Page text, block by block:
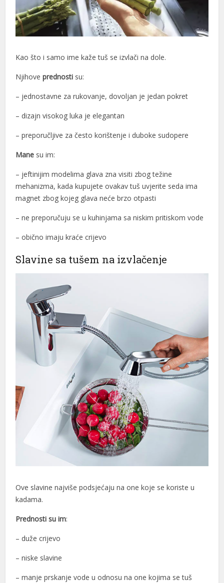
Kao što i samo ime kaže tuš se izvlači na dole.
Njihoveprednosti su:
– jednostavne za rukovanje, dovoljan je jedan pokret
– dizajn visokog luka je elegantan
– preporučljive za često korištenje i duboke sudopere
Mane su im:
– jeftinijim modelima glava zna visiti zbog težine
mehanizma, kada kupujete ovakav tuš uvjerite seda ima
magnet zbog kojeg glava neće brzo otpasti
– ne preporučuju se u kuhinjama sa niskim pritiskom vode
– obično imaju kraće crijevo
Slavine sa tušem na izvlačenje
Ove slavine najviše podsjećaju na one koje se koriste u
kadama.
Prednosti su im:
– duže crijevo
– niske slavine
– manje prskanje vode u odnosu na one kojima se tuš